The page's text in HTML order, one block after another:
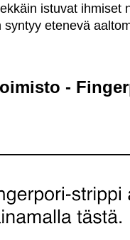
istuvat ihmiset
etenevä
-